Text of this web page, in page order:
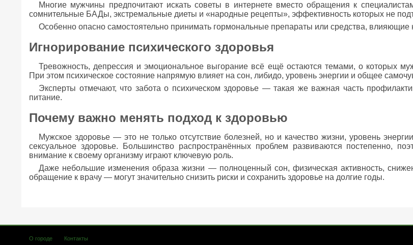
Многие мужчины предпочитают искать советы в интернете вместо обращения к
сомнительные БАДы, экстремальные диеты и «народные рецепты», эффективность которых не
Особенно опасно самостоятельно принимать гормональные препараты или средства, влияющие
Игнорирование психического здоровья
Тревожность, депрессия и эмоциональное выгорание всё ещё остаются темами, о которых
При этом психическое состояние напрямую влияет на сон, либидо, уровень энергии и общее
Эксперты отмечают, что забота о психическом здоровье — такая же важная часть
питание.
Почему важно менять подход к здоровью
Мужское здоровье — это не только отсутствие болезней, но и качество жизни, уровень
сексуальное здоровье. Большинство распространённых проблем развиваются постепенно,
внимание к своему организму играют ключевую роль.
Даже небольшие изменения образа жизни — полноценный сон, физическая активность,
обращение к врачу — могут значительно снизить риски и сохранить здоровье на долгие годы.
О городе Контакты